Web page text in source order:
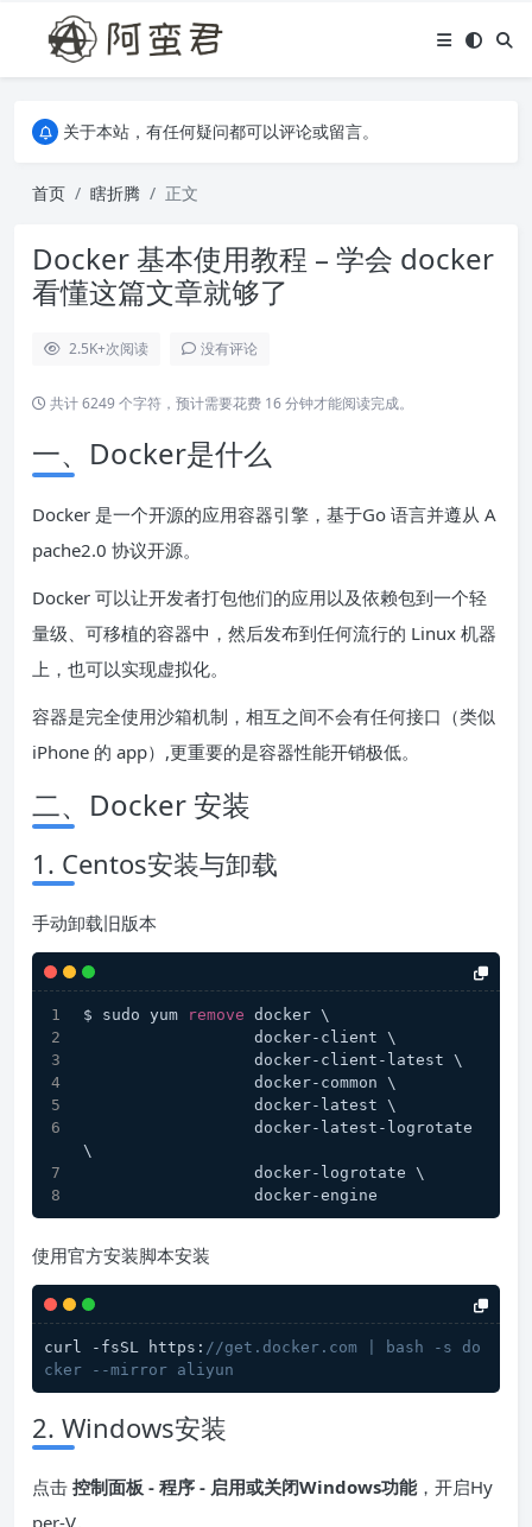
关于本站，有任何疑问都可以评论或留言。
关于本站，有任何疑问都可以评论或留言。
首页
瞎折腾 正文
Docker 基本使用教程 – 学会 docker
看懂这篇文章就够了
2.5K+次阅读 没有评论
共计 6249 个字符，预计需要花费 16 分钟才能阅读完成。
一、Docker是什么
Docker 是一个开源的应用容器引擎，基于Go 语言并遵从 A
pache2.0 协议开源。
Docker 可以让开发者打包他们的应用以及依赖包到一个轻
量级、可移植的容器中，然后发布到任何流行的 Linux 机器
上，也可以实现虚拟化。
容器是完全使用沙箱机制，相互之间不会有任何接口（类似
iPhone 的 app）,更重要的是容器性能开销极低。
二、Docker 安装
1. Centos安装与卸载
手动卸载旧版本
$ sudo yum remove docker \
                  docker-client \
                  docker-client-latest \
                  docker-common \
                  docker-latest \
\
                  docker-logrotate \
                  docker-engine
使用官方安装脚本安装
curl -fsSL https: //get.docker.com | bash -s do
cker --mirror aliyun
2. Windows安装
点击 控制面板 - 程序 - 启用或关闭Windows功能，开启Hy
per-V。